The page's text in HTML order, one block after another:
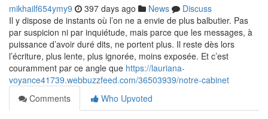
mikhailf654ymy9 397 days ago News
Discuss
Il y dispose de instants où l’on ne a envie de plus balbutier. Pas
par suspicion ni par inquiétude, mais parce que les messages, à
puissance d’avoir duré dits, ne portent plus. Il reste dès lors
l’écriture, plus lente, plus ignorée, moins exposée. Et c’est
couramment par ce angle que https://lauriana-
voyance41739.webbuzzfeed.com/36503939/notre-cabinet
Comments
Who Upvoted